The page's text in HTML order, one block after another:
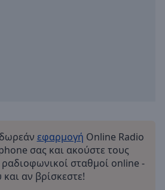
εφαρμογή Online Radio
σας και ακούστε τους
σταθμοί online -
αν βρίσκεστε!